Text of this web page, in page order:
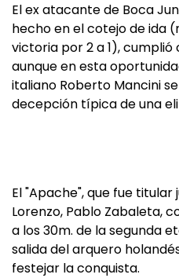
El ex atacante de Boca
hecho en el cotejo de ida
victoria por 2 a 1),
aunque en esta
italiano Roberto Mancini
decepción típica de una
El "Apache", que fue
Lorenzo, Pablo Zabaleta,
a los 30m. de la segunda
salida del arquero
festejar la conquista.